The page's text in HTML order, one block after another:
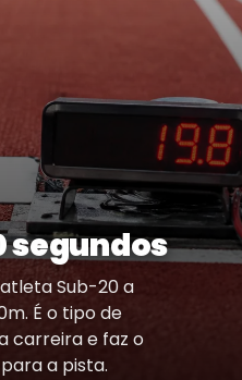
segundos
Sub-20 a
É o tipo de
carreira e faz o
a pista.